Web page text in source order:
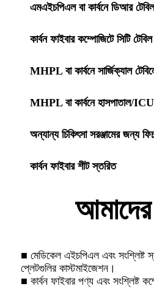
এমএইচপিএল বা কার্বনে ডিআর টেবিল
কার্বন ফাইবার কম্পোজিটে সিটি
MHPL বা কার্বনে সার্জিক্যাল
MHPL বা কার্বনে হাসপাতাল/
অন্যান্য চিকিৎসা সরঞ্জামের জন্য
কার্বন ফাইবার শীট স্তরিত
আমাদের
■ মেডিকেল এইচপিএল এবং সংশ্লিষ্ট
প্লেটগুলির কাস্টমাইজেশন।
■ কার্বন ফাইবার পণ্য এবং সংশ্লিষ্ট